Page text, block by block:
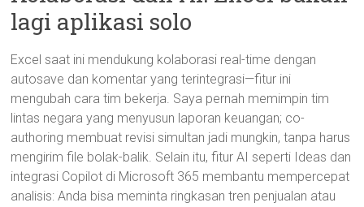
lagi aplikasi solo
Excel saat ini mendukung kolaborasi real-time dengan
autosave dan komentar yang terintegrasi—fitur ini
mengubah cara tim bekerja. Saya pernah memimpin tim
lintas negara yang menyusun laporan keuangan; co-
authoring membuat revisi simultan jadi mungkin, tanpa harus
mengirim file bolak-balik. Selain itu, fitur AI seperti Ideas dan
integrasi Copilot di Microsoft 365 membantu mempercepat
analisis: Anda bisa meminta ringkasan tren penjualan atau